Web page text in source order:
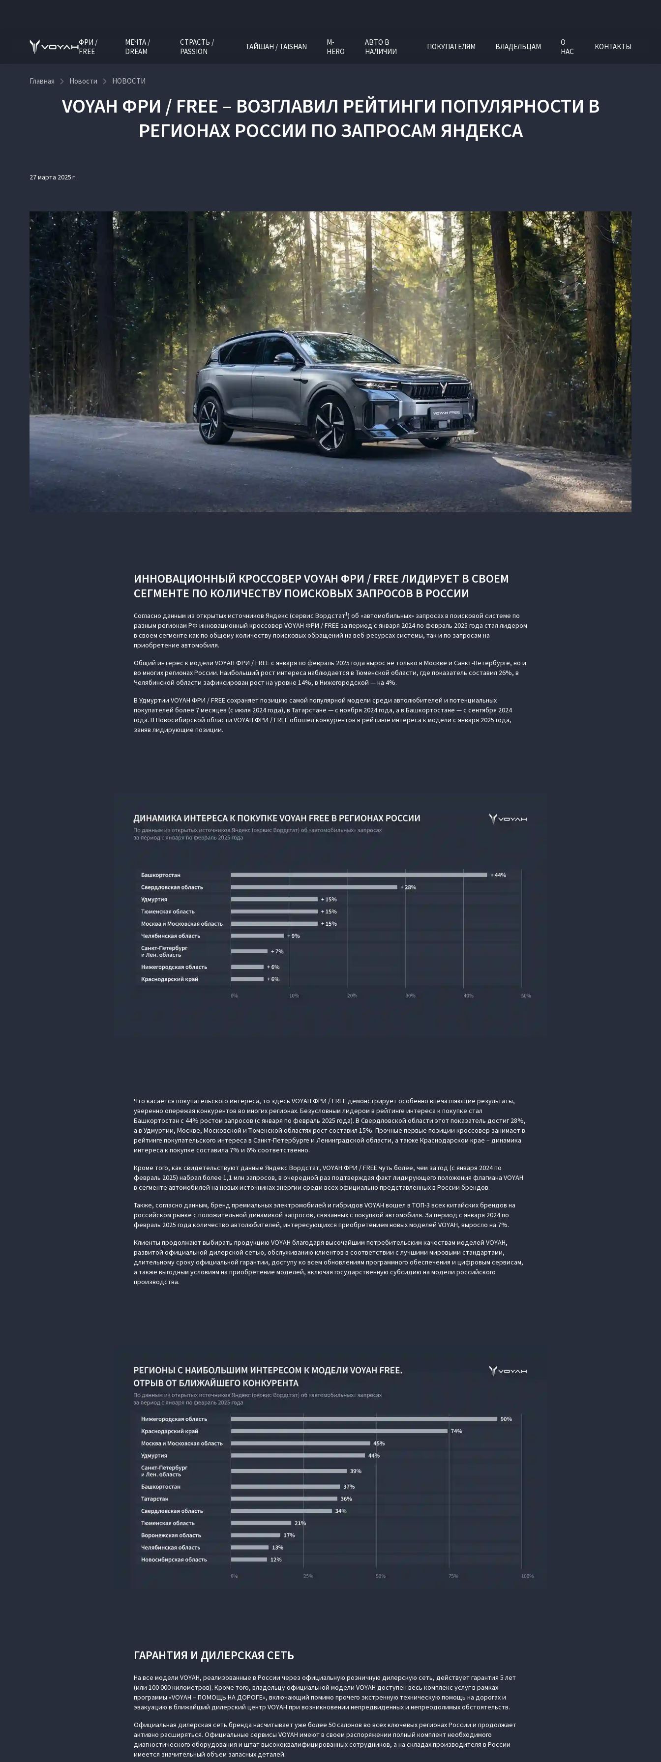
ФРИ /
FREE
МЕЧТА /
DREAM
СТРАСТЬ /
PASSION
ТАЙШАН / TAISHAN
M-
HERO
АВТО В
НАЛИЧИИ
ПОКУПАТЕЛЯМ ВЛАДЕЛЬЦАМ
О
НАС
КОНТАКТЫ
Главная Новости НОВОСТИ
VOYAH ФРИ / FREE – ВОЗГЛАВИЛ РЕЙТИНГИ ПОПУЛЯРНОСТИ В
РЕГИОНАХ РОССИИ ПО ЗАПРОСАМ ЯНДЕКСА
27 марта 2025 г.
ИННОВАЦИОННЫЙ КРОССОВЕР VOYAH ФРИ / FREE ЛИДИРУЕТ В СВОЕМ
СЕГМЕНТЕ ПО КОЛИЧЕСТВУ ПОИСКОВЫХ ЗАПРОСОВ В РОССИИ
Согласно данным из открытых источников Яндекс (сервис Вордстат1) об «автомобильных» запросах в поисковой системе по
разным регионам РФ инновационный кроссовер VOYAH ФРИ / FREE за период с января 2024 по февраль 2025 года стал лидером
в своем сегменте как по общему количеству поисковых обращений на веб-ресурсах системы, так и по запросам на
приобретение автомобиля.
Общий интерес к модели VOYAH ФРИ / FREE с января по февраль 2025 года вырос не только в Москве и Санкт-Петербурге, но и
во многих регионах России. Наибольший рост интереса наблюдается в Тюменской области, где показатель составил 26%, в
Челябинской области зафиксирован рост на уровне 14%, в Нижегородской — на 4%.
В Удмуртии VOYAH ФРИ / FREE сохраняет позицию самой популярной модели среди автолюбителей и потенциальных
покупателей более 7 месяцев (с июля 2024 года), в Татарстане — с ноября 2024 года, а в Башкортостане — с сентября 2024
года. В Новосибирской области VOYAH ФРИ / FREE обошел конкурентов в рейтинге интереса к модели с января 2025 года,
заняв лидирующие позиции.
Что касается покупательского интереса, то здесь VOYAH ФРИ / FREE демонстрирует особенно впечатляющие результаты,
уверенно опережая конкурентов во многих регионах. Безусловным лидером в рейтинге интереса к покупке стал
Башкортостан с 44% ростом запросов (с января по февраль 2025 года). В Свердловской области этот показатель достиг 28%,
а в Удмуртии, Москве, Московской и Тюменской областях рост составил 15%. Прочные первые позиции кроссовер занимает в
рейтинге покупательского интереса в Санкт-Петербурге и Ленинградской области, а также Краснодарском крае – динамика
интереса к покупке составила 7% и 6% соответственно.
Кроме того, как свидетельствуют данные Яндекс Вордстат, VOYAH ФРИ / FREE чуть более, чем за год (с января 2024 по
февраль 2025) набрал более 1,1 млн запросов, в очередной раз подтверждая факт лидирующего положения флагмана VOYAH
в сегменте автомобилей на новых источниках энергии среди всех официально представленных в России брендов.
Также, согласно данным, бренд премиальных электромобилей и гибридов VOYAH вошел в ТОП-3 всех китайских брендов на
российском рынке с положительной динамикой запросов, связанных с покупкой автомобиля. За период с января 2024 по
февраль 2025 года количество автолюбителей, интересующихся приобретением новых моделей VOYAH, выросло на 7%.
Клиенты продолжают выбирать продукцию VOYAH благодаря высочайшим потребительским качествам моделей VOYAH,
развитой официальной дилерской сетью, обслуживанию клиентов в соответствии с лучшими мировыми стандартами,
длительному сроку официальной гарантии, доступу ко всем обновлениям программного обеспечения и цифровым сервисам,
а также выгодным условиям на приобретение моделей, включая государственную субсидию на модели российского
производства.
ГАРАНТИЯ И ДИЛЕРСКАЯ СЕТЬ
На все модели VOYAH, реализованные в России через официальную розничную дилерскую сеть, действует гарантия 5 лет
(или 100 000 километров). Кроме того, владельцу официальной модели VOYAH доступен весь комплекс услуг в рамках
программы «VOYAH – ПОМОЩЬ НА ДОРОГЕ», включающий помимо прочего экстренную техническую помощь на дорогах и
эвакуацию в ближайший дилерский центр VOYAH при возникновении непредвиденных и непреодолимых обстоятельств.
Официальная дилерская сеть бренда насчитывает уже более 50 салонов во всех ключевых регионах России и продолжает
активно расширяться. Официальные сервисы VOYAH имеют в своем распоряжении полный комплект необходимого
диагностического оборудования и штат высококвалифицированных сотрудников, а на складах производителя в России
имеется значительный объем запасных деталей.